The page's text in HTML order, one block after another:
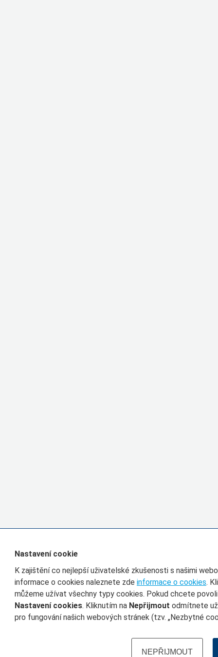
Nastavení cookie
K zajištění co nejlepší uživatelské zkušenosti s našimi
informace o cookies naleznete zde informace o cookies.
můžeme užívat všechny typy cookies. Pokud chcete
Nastavení cookies. Kliknutím na Nepřijmout odmítnete
pro fungování našich webových stránek (tzv. „Nezbytné
NEPŘIJMOUT